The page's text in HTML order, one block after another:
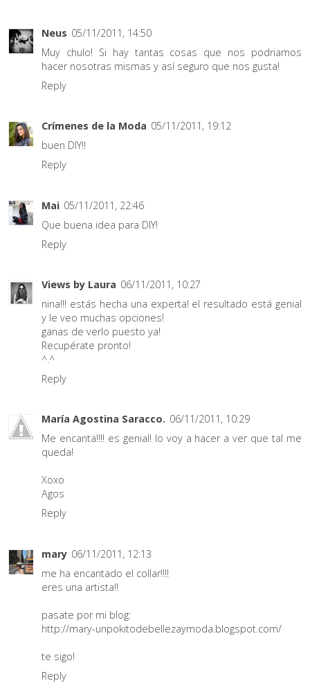
Neus 05/11/2011, 14:50
Muy chulo! Si hay tantas cosas que nos podriamos
hacer nosotras mismas y así seguro que nos gusta!
Reply
Crímenes de la Moda 05/11/2011, 19:12
buen DIY!!
Reply
Mai 05/11/2011, 22:46
Que buena idea para DIY!
Reply
Views by Laura 06/11/2011, 10:27
nina!!! estás hecha una experta! el resultado está genial
y le veo muchas opciones!
ganas de verlo puesto ya!
Recupérate pronto!
^.^
Reply
María Agostina Saracco. 06/11/2011, 10:29
Me encanta!!!! es genial! lo voy a hacer a ver que tal me
queda!
Xoxo
Agos
Reply
mary 06/11/2011, 12:13
me ha encantado el collar!!!!
eres una artista!!
pasate por mi blog:
http://mary-unpokitodebellezaymoda.blogspot.com/
te sigo!
Reply